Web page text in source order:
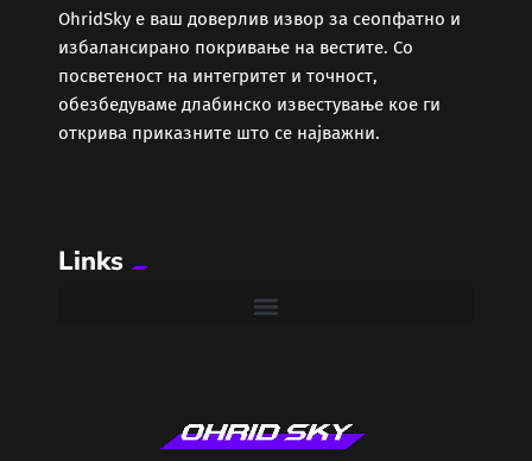
ОhridSky е ваш доверлив извор за сеопфатно и
избалансирано покривање на вестите. Со
посветеност на интегритет и точност,
обезбедуваме длабинско известување кое ги
открива приказните што се најважни.
Links